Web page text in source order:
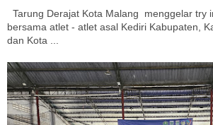
Tarung Derajat Kota Malang menggelar try
bersama atlet - atlet asal Kediri Kabupaten,
dan Kota ...